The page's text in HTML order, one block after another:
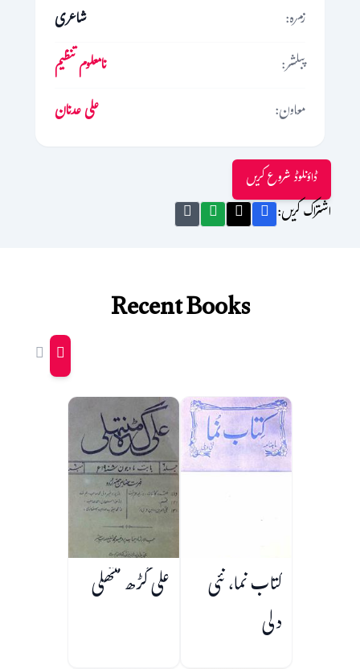
زمرہ:
شاعری
پبلشر:
نامعلوم تنظیم
معاون:
علی عدنان
ڈاؤنلوڈ شروع کریں
اشتراک کریں:
Recent Books
کتاب نما، نئی
دلی
علی گڑھ منتھلی